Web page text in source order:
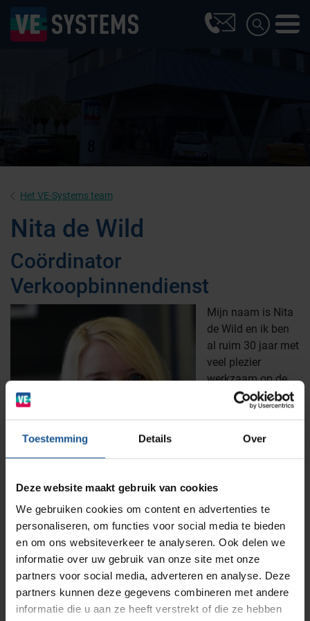
Toestemming Details Over
Deze website maakt gebruik van cookies
We gebruiken cookies om content en advertenties te
personaliseren, om functies voor social media te bieden
en om ons websiteverkeer te analyseren. Ook delen we
informatie over uw gebruik van onze site met onze
partners voor social media, adverteren en analyse. Deze
partners kunnen deze gegevens combineren met andere
informatie die u aan ze heeft verstrekt of die ze hebben
Het VE-Systems team
Nita de Wild
Coördinator
Verkoopbinnendienst
Mijn naam is Nita
de Wild en ik ben
al ruim 30 jaar met
veel plezier
werkzaam op de
commerciële
binnendienst van
offerteaanvragen
worden door mij in
genomen en ik
zorg samen met mijn collega’s voor het uitwerken en
versturen van onze aanbiedingen.
Heb je vragen, wil je advies op maat of wil je sparren over
een mooie uitdaging? Maak een afspraak met mij of een
van mijn collega’s!
Branches
Ziekenhuizen en klinieken
Zorginstellingen
Laboratoria
Cleanrooms
Logistiek en opslag
Solutions
RVS Werkplekinrichting
Modulaire Inrichtingssystemen
Opslagsystemen en voorraadbeheer
Productlijnen
Medische afvalverpakkingen
Infectiepreventie en hygiëne
Opslagmogelijkheden
Medische (verzorgings)wagens
Wastransport
Medicijn- en verbandkasten
Werkplekinrichting
Septodry
Metro
Zarges
AP Medical
BINBIN
Ons team
Klantcases
Vacatures